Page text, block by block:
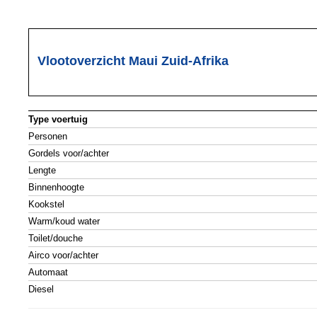
Vlootoverzicht Maui Zuid-Afrika
Type voertuig
Personen
Gordels voor/achter
Lengte
Binnenhoogte
Kookstel
Warm/koud water
Toilet/douche
Airco voor/achter
Automaat
Diesel